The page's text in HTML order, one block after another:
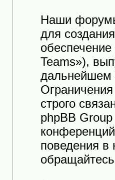
Наши
для
Teams»),
дальнейшем
строго
phpBB Group
поведения в